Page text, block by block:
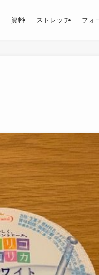
資料 ストレッチ フォ